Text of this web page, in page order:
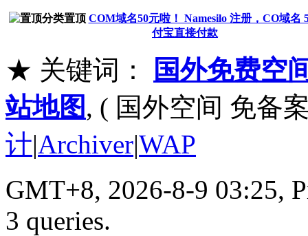
COM域名50元啦！ Namesilo 注册，CO域名
付宝直接付款
★ 关键词：
国外免费空
站地图, ( 国外空间 免备
计|Archiver|WAP
GMT+8, 2026-8-9 03:25,
3 queries.